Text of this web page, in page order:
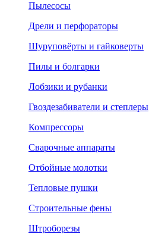
Пылесосы
Дрели и перфораторы
Шуруповёрты и гайковерты
Пилы и болгарки
Лобзики и рубанки
Гвоздезабиватели и степлеры
Компрессоры
Сварочные аппараты
Отбойные молотки
Тепловые пушки
Строительные фены
Штроборезы